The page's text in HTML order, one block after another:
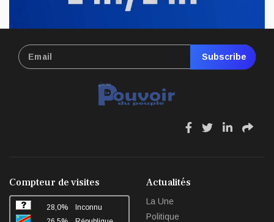
Subscribe
fa
fa
fa
fa
Compteur de visites
28,0%
Inconnu
Actualités
La Une
Politique